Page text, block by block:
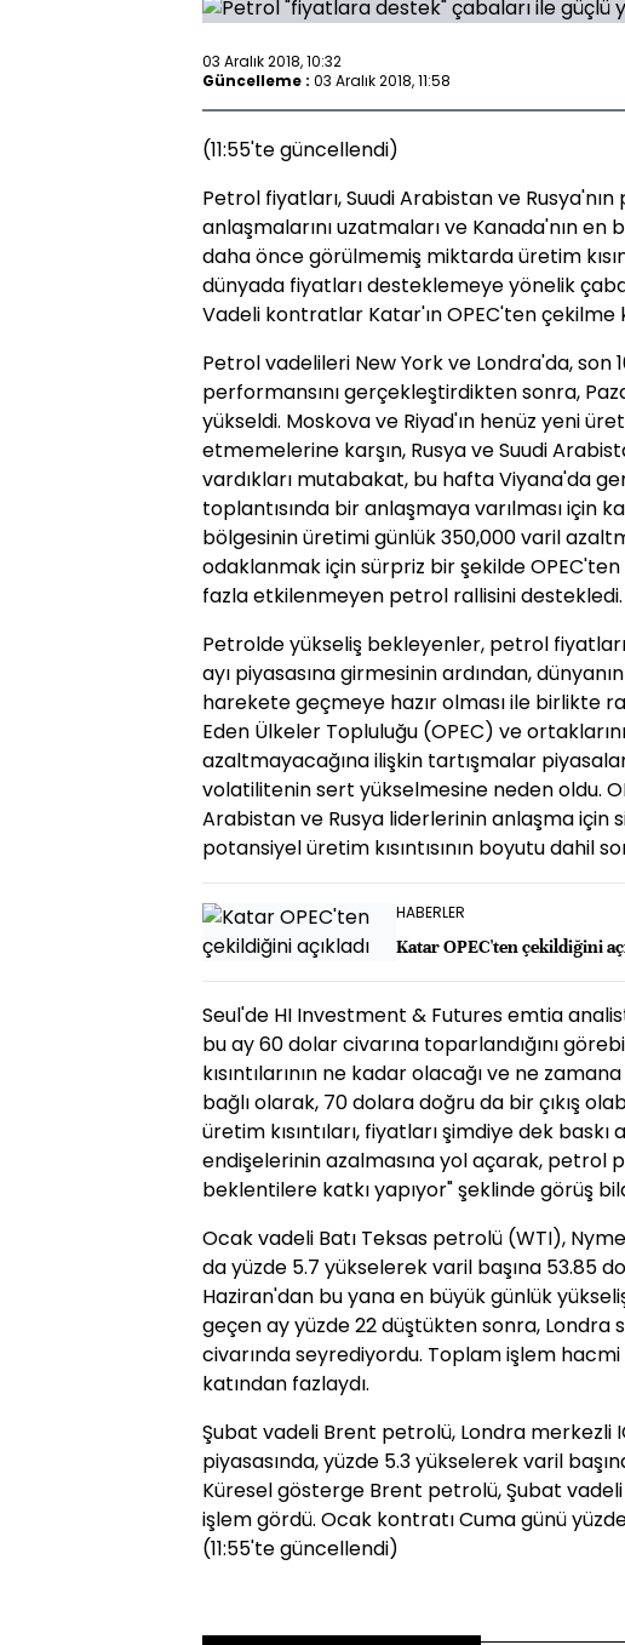
03 Aralık 2018, 10:32
Güncelleme : 03 Aralık 2018, 11:58
(11:55'te güncellendi)
Petrol fiyatları, Suudi Arabistan ve
anlaşmalarını uzatmaları ve Kanada'nın
daha önce görülmemiş miktarda üretim
dünyada fiyatları desteklemeye yönelik
Vadeli kontratlar Katar'ın OPEC'ten
Petrol vadelileri New York ve Londra'da, son
performansını gerçekleştirdikten sonra,
yükseldi. Moskova ve Riyad'ın henüz yeni
etmemelerine karşın, Rusya ve Suudi
vardıkları mutabakat, bu hafta Viyana'da
toplantısında bir anlaşmaya varılması için
bölgesinin üretimi günlük 350,000 varil
odaklanmak için sürpriz bir şekilde OPEC'ten
fazla etkilenmeyen petrol rallisini destekledi.
Petrolde yükseliş bekleyenler, petrol
ayı piyasasına girmesinin ardından,
harekete geçmeye hazır olması ile birlikte
Eden Ülkeler Topluluğu (OPEC) ve
azaltmayacağına ilişkin tartışmalar
volatilitenin sert yükselmesine neden oldu.
Arabistan ve Rusya liderlerinin anlaşma için
potansiyel üretim kısıntısının boyutu dahil
HABERLER
Katar OPEC'ten çekildiğini
Seul'de HI Investment & Futures emtia
bu ay 60 dolar civarına toparlandığını
kısıntılarının ne kadar olacağı ve ne
bağlı olarak, 70 dolara doğru da bir çıkış
üretim kısıntıları, fiyatları şimdiye dek baskı
endişelerinin azalmasına yol açarak, petrol
beklentilere katkı yapıyor" şeklinde görüş
Ocak vadeli Batı Teksas petrolü (WTI),
da yüzde 5.7 yükselerek varil başına 53.85
Haziran'dan bu yana en büyük günlük
geçen ay yüzde 22 düştükten sonra, Londra
civarında seyrediyordu. Toplam işlem
katından fazlaydı.
Şubat vadeli Brent petrolü, Londra merkezli
piyasasında, yüzde 5.3 yükselerek varil
Küresel gösterge Brent petrolü, Şubat
işlem gördü. Ocak kontratı Cuma günü
(11:55'te güncellendi)